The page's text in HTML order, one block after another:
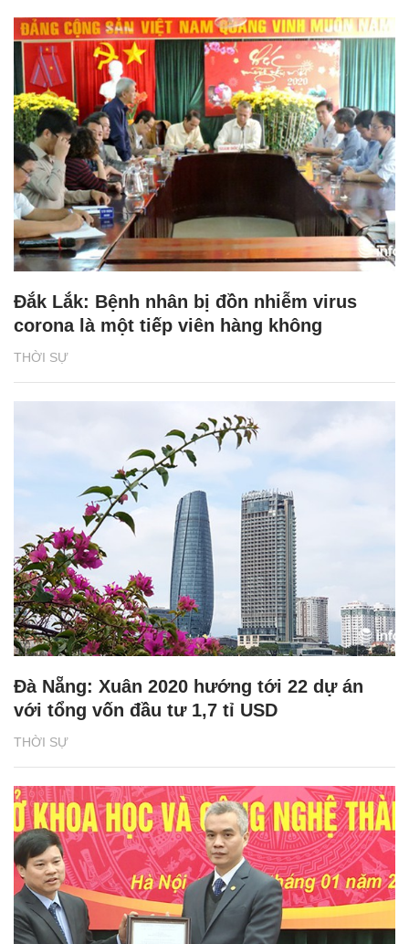
THỜI SỰ
Đắk Lắk: Bệnh nhân bị đồn nhiễm virus
corona là một tiếp viên hàng không
THỜI SỰ
Đà Nẵng: Xuân 2020 hướng tới 22 dự án
với tổng vốn đầu tư 1,7 tỉ USD